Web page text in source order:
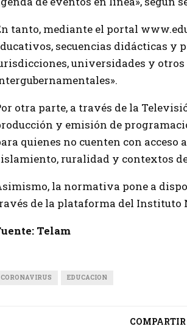
tanto, mediante el portal
secuencias didácticas
universidades y
otra parte, a través de la
y emisión de
quienes no cuenten con
ruralidad y contextos
la normativa pone a
de la plataforma del Instituto
Telam
CORONAVIRUS EDUCACION
COMPARTIR